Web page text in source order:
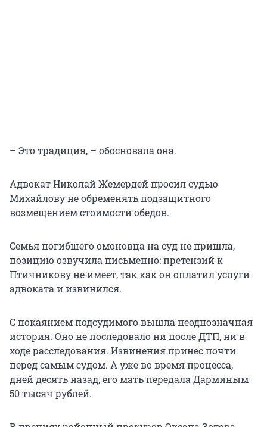
– Это традиция, – обосновала она.
Адвокат Николай Жемердей просил судью
Михайлову не обременять подзащитного
возмещением стоимости обедов.
Семья погибшего омоновца на суд не пришла,
позицию озвучила письменно: претензий к
Птичникову не имеет, так как он оплатил услуги
адвоката и извинился.
С покаянием подсудимого вышла неоднозначная
история. Оно не последовало ни после ДТП, ни в
ходе расследования. Извинения принес почти
перед самым судом. А уже во время процесса,
дней десять назад, его мать передала Дарминым
50 тысяч рублей.